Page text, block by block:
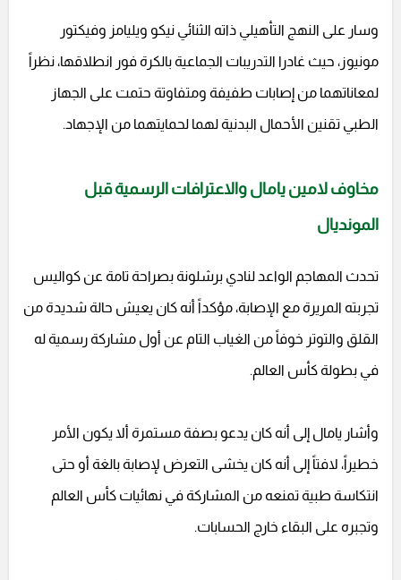
وسار على النهج التأهيلي ذاته الثنائي نيكو ويليامز وفيكتور
مونيوز، حيث غادرا التدريبات الجماعية بالكرة فور انطلاقها، نظراً
لمعاناتهما من إصابات طفيفة ومتفاوتة حتمت على الجهاز
الطبي تقنين الأحمال البدنية لهما لحمايتهما من الإجهاد.
مخاوف لامين يامال والاعترافات الرسمية قبل
المونديال
تحدث المهاجم الواعد لنادي برشلونة بصراحة تامة عن كواليس
تجربته المريرة مع الإصابة، مؤكداً أنه كان يعيش حالة شديدة من
القلق والتوتر خوفاً من الغياب التام عن أول مشاركة رسمية له
في بطولة كأس العالم.
وأشار يامال إلى أنه كان يدعو بصفة مستمرة ألا يكون الأمر
خطيراً، لافتاً إلى أنه كان يخشى التعرض لإصابة بالغة أو حتى
انتكاسة طبية تمنعه من المشاركة في نهائيات كأس العالم
وتجبره على البقاء خارج الحسابات.